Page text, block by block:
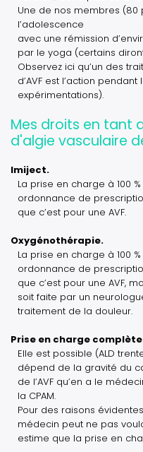
Une de nos membres (80
l’adolescence
avec une rémission
par le yoga (certains
Observez ici qu’un des
d’AVF est l’action
expérimentations).
Mes droits en tant
d'algie vasculaire
Imiject.
La prise en charge à 100
ordonnance de
que c’est pour une AVF.
Oxygénothérapie.
La prise en charge à 100
ordonnance de
que c’est pour une AVF,
soit faite par un
traitement de la douleur.
Prise en charge
Elle est possible (ALD
dépend de la gravité du
de l’AVF qu’en a le
la CPAM.
Pour des raisons
médecin peut ne pas
estime que la prise en